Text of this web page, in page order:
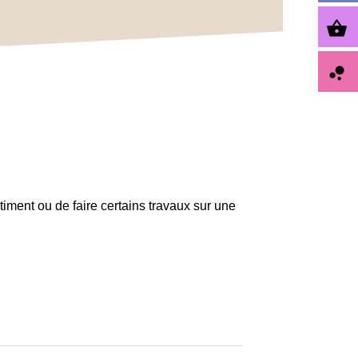
ou de faire certains travaux sur une
shopping_basket
bubble_chart